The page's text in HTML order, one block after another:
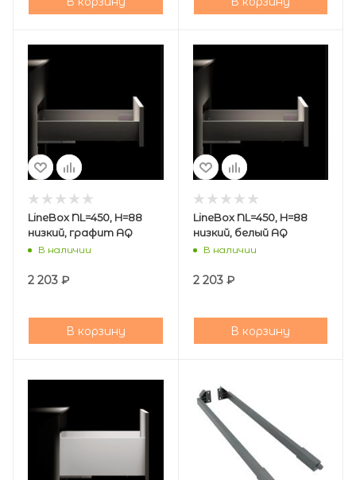
LineBox NL=450, H=88
низкий, графит AQ
В наличии
2 203 ₽
В корзину
LineBox NL=450, H=88
низкий, белый AQ
В наличии
2 203₽
В корзину